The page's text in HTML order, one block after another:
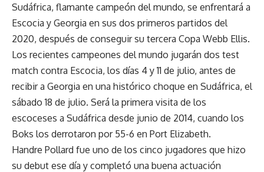
Sudáfrica, flamante campeón del mundo, se enfrentará a
Escocia y Georgia en sus dos primeros partidos del
2020, después de conseguir su tercera Copa Webb Ellis.
Los recientes campeones del mundo jugarán dos test
match contra Escocia, los días 4 y 11 de julio, antes de
recibir a Georgia en una histórico choque en Sudáfrica, el
sábado 18 de julio. Será la primera visita de los
escoceses a Sudáfrica desde junio de 2014, cuando los
Boks los derrotaron por 55-6 en Port Elizabeth.
Handre Pollard fue uno de los cinco jugadores que hizo
su debut ese día y completó una buena actuación